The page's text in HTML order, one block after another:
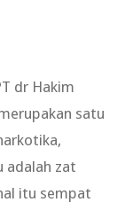
dr Hakim
satu
adalah zat
itu sempat